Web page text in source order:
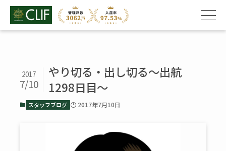
やり切る・出し切る～出航
1298日目～
2017
7/10
スタッフブログ 2017年7月10日